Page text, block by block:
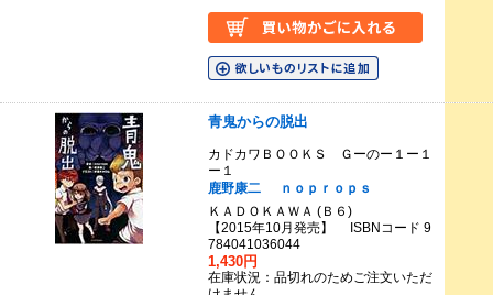
青鬼からの脱出
カドカワＢＯＯＫＳ Ｇーのー１ー１
ー１
鹿野康二
ｎｏｐｒｏｐｓ
ＫＡＤＯＫＡＷＡ (Ｂ６)
【2015年10月発売】 ISBNコード 9
784041036044
1,430円
在庫状況：品切れのためご注文いただ